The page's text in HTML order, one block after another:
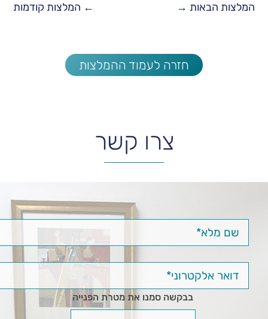
← המלצות קודמות המלצות הבאות →
חזרה לעמוד ההמלצות
צרו קשר
בבקשה סמנו את מטרת הפנייה